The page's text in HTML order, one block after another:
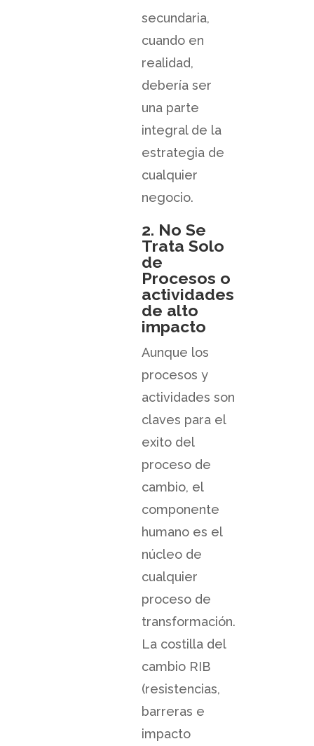
secundaria,
cuando en
realidad,
debería ser
una parte
integral de la
estrategia de
cualquier
negocio.
2. No Se
Trata Solo
de
Procesos o
actividades
de alto
impacto
Aunque los
procesos y
actividades son
claves para el
exito del
proceso de
cambio, el
componente
humano es el
núcleo de
cualquier
proceso de
transformación.
La costilla del
cambio RIB
(resistencias,
barreras e
impacto